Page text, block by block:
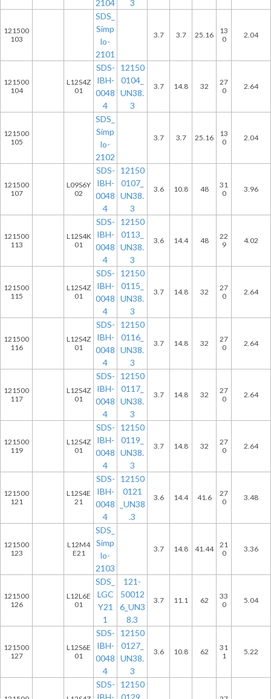
2104
3
121500
103
SDS_
Simp
lo-
2101
3.7 3.7 25.16
13
0
2.04
121500
104
L12S4Z
01
SDS-
IBH-
0048
4
12150
0104_
UN38.
3
3.7 14.8 32
27
0
2.64
121500
105
SDS_
Simp
lo-
2102
3.7 3.7 25.16
13
0
2.04
121500
107
L09S6Y
02
SDS-
IBH-
0048
4
12150
0107_
UN38.
3
3.6 10.8 48
31
0
3.96
121500
113
L12S4K
01
SDS-
IBH-
0048
4
12150
0113_
UN38.
3
3.6 14.4 48
22
9
4.02
121500
115
L12S4Z
01
SDS-
IBH-
0048
4
12150
0115_
UN38.
3
3.7 14.8 32
27
0
2.64
121500
116
L12S4Z
01
SDS-
IBH-
0048
4
12150
0116_
UN38.
3
3.7 14.8 32
27
0
2.64
121500
117
L12S4Z
01
SDS-
IBH-
0048
4
12150
0117_
UN38.
3
3.7 14.8 32
27
0
2.64
121500
119
L12S4Z
01
SDS-
IBH-
0048
4
12150
0119_
UN38.
3
3.7 14.8 32
27
0
2.64
121500
121
L12S4E
21
SDS-
IBH-
0048
4
12150
0121
_UN38
.3
3.6 14.4 41.6
27
0
3.48
121500
123
L12M4
E21
SDS_
Simp
lo-
2103
3.7 14.8 41.44
21
0
3.36
121500
126
L12L6E
01
SDS_
LGC
Y21
1
121-
50012
6_UN3
8.3
3.7 11.1 62
33
0
5.04
121500
127
L12S6E
01
SDS-
IBH-
0048
4
12150
0127_
UN38.
3
3.6 10.8 62
31
1
5.22
SDS-
IBH-
12150
0129_